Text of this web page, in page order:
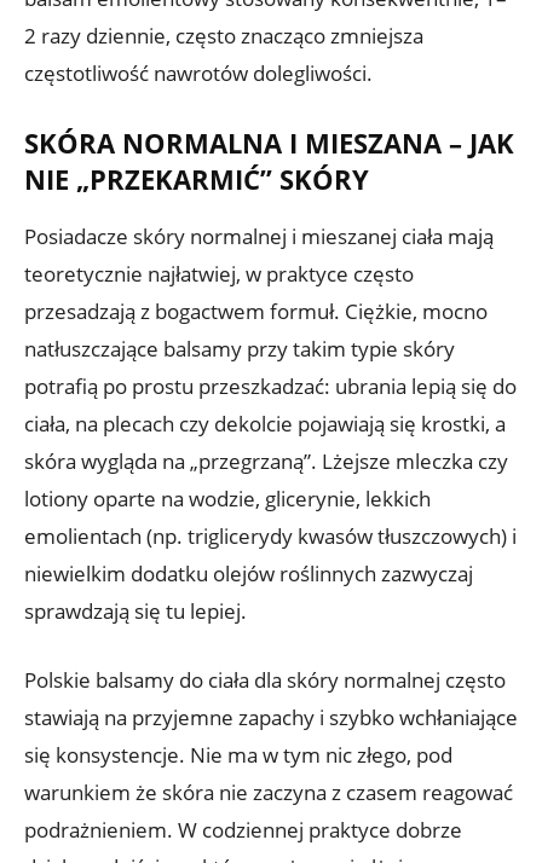
2 razy dziennie, często znacząco zmniejsza
częstotliwość nawrotów dolegliwości.
SKÓRA NORMALNA I MIESZANA – JAK
NIE „PRZEKARMIĆ” SKÓRY
Posiadacze skóry normalnej i mieszanej ciała mają
teoretycznie najłatwiej, w praktyce często
przesadzają z bogactwem formuł. Ciężkie, mocno
natłuszczające balsamy przy takim typie skóry
potrafią po prostu przeszkadzać: ubrania lepią się do
ciała, na plecach czy dekolcie pojawiają się krostki, a
skóra wygląda na „przegrzaną”. Lżejsze mleczka czy
lotiony oparte na wodzie, glicerynie, lekkich
emolientach (np. triglicerydy kwasów tłuszczowych) i
niewielkim dodatku olejów roślinnych zazwyczaj
sprawdzają się tu lepiej.
Polskie balsamy do ciała dla skóry normalnej często
stawiają na przyjemne zapachy i szybko wchłaniające
się konsystencje. Nie ma w tym nic złego, pod
warunkiem że skóra nie zaczyna z czasem reagować
podrażnieniem. W codziennej praktyce dobrze